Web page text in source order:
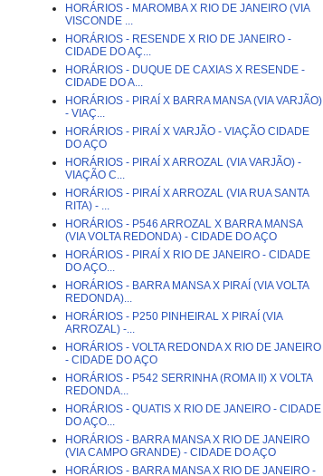
HORÁRIOS - MAROMBA X RIO DE JANEIRO (VIA
VISCONDE ...
HORÁRIOS - RESENDE X RIO DE JANEIRO -
CIDADE DO AÇ...
HORÁRIOS - DUQUE DE CAXIAS X RESENDE -
CIDADE DO A...
HORÁRIOS - PIRAÍ X BARRA MANSA (VIA VARJÃO)
- VIAÇ...
HORÁRIOS - PIRAÍ X VARJÃO - VIAÇÃO CIDADE
DO AÇO
HORÁRIOS - PIRAÍ X ARROZAL (VIA VARJÃO) -
VIAÇÃO C...
HORÁRIOS - PIRAÍ X ARROZAL (VIA RUA SANTA
RITA) - ...
HORÁRIOS - P546 ARROZAL X BARRA MANSA
(VIA VOLTA REDONDA) - CIDADE DO AÇO
HORÁRIOS - PIRAÍ X RIO DE JANEIRO - CIDADE
DO AÇO...
HORÁRIOS - BARRA MANSA X PIRAÍ (VIA VOLTA
REDONDA)...
HORÁRIOS - P250 PINHEIRAL X PIRAÍ (VIA
ARROZAL) -...
HORÁRIOS - VOLTA REDONDA X RIO DE JANEIRO
- CIDADE DO AÇO
HORÁRIOS - P542 SERRINHA (ROMA II) X VOLTA
REDONDA...
HORÁRIOS - QUATIS X RIO DE JANEIRO - CIDADE
DO AÇO...
HORÁRIOS - BARRA MANSA X RIO DE JANEIRO
(VIA CAMPO GRANDE) - CIDADE DO AÇO
HORÁRIOS - BARRA MANSA X RIO DE JANEIRO -